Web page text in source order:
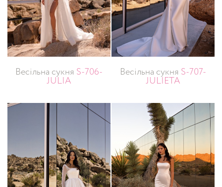
Весільна сукня S-706-
JULIA
Весільна сукня S-707-
JULIETA